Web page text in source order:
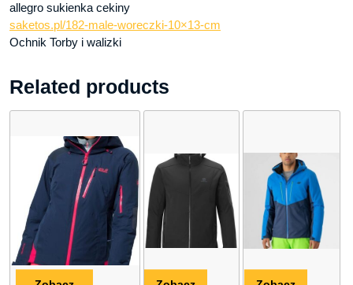
allegro sukienka cekiny
saketos.pl/182-male-woreczki-10×13-cm
Ochnik Torby i walizki
Related products